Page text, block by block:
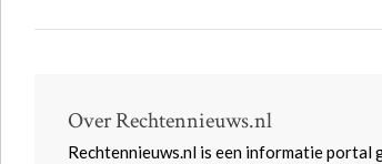
Over Rechtennieuws.nl
Rechtennieuws.nl is een informatie